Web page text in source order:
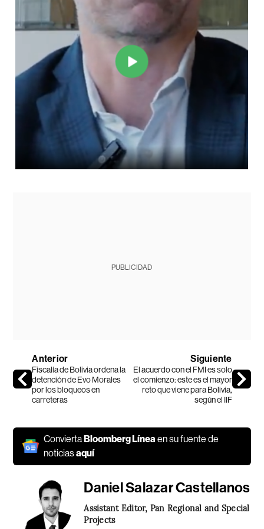
PUBLICIDAD
Anterior
Fiscalía de Bolivia ordena la
detención de Evo Morales
por los bloqueos en
carreteras
Siguiente
El acuerdo con el FMI es solo
el comienzo: este es el mayor
reto que viene para Bolivia,
según el IIF
ConviertaBloomberg Línea en su fuente de
noticiasaquí
Daniel Salazar Castellanos
Assistant Editor, Pan Regional and Special
Projects